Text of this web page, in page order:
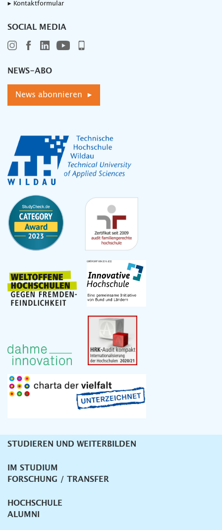
▸ Kontaktformular
SOCIAL MEDIA
NEWS-ABO
News abonnieren ▸
Unternavigation
STUDIEREN UND WEITERBILDEN
IM STUDIUM
FORSCHUNG / TRANSFER
HOCHSCHULE
ALUMNI